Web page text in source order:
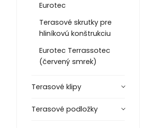
Eurotec
Terasové skrutky pre
hliníkovú konštrukciu
Eurotec Terrassotec
(červený smrek)
Terasové klipy
Terasové podložky